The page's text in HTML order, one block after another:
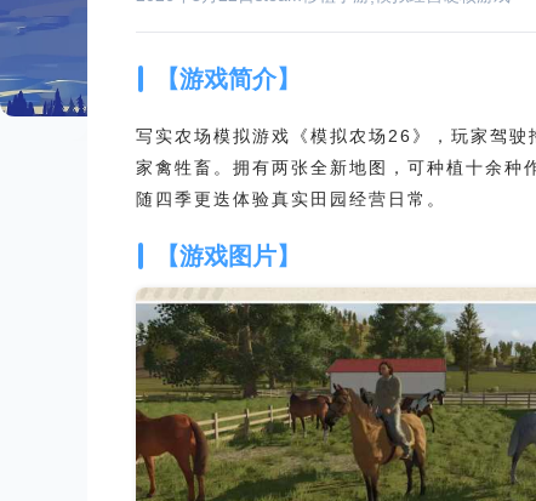
【游戏简介】
写实农场模拟游戏《模拟农场26》，玩家驾
家禽牲畜。拥有两张全新地图，可种植十余种
随四季更迭体验真实田园经营日常。
【游戏图片】